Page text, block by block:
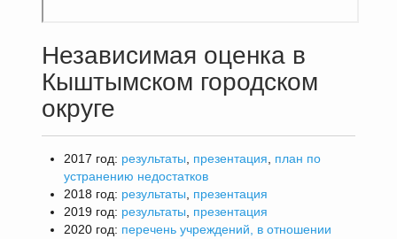
Независимая оценка в
Кыштымском городском
округе
2017 год: результаты презентация
план по
устранению недостатков
2018 год: результаты
презентация
2019 год: результаты
презентация
2020 год: перечень учреждений, в отношении